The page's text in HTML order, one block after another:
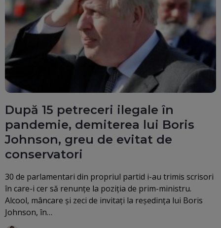
După 15 petreceri ilegale în
pandemie, demiterea lui Boris
Johnson, greu de evitat de
conservatori
30 de parlamentari din propriul partid i-au trimis scrisori
în care-i cer să renunțe la poziția de prim-ministru.
Alcool, mâncare și zeci de invitați la reședința lui Boris
Johnson, în…